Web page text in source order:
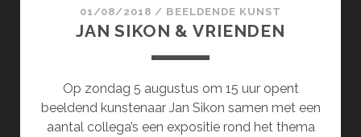
01/08/2018 / BEELDENDE KUNST
JAN SIKON & VRIENDEN
Op zondag 5 augustus om 15 uur opent
beeldend kunstenaar Jan Sikon samen met een
aantal collega’s een expositie rond het thema